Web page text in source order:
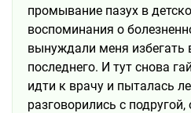
промывание пазух в
воспоминания о
вынуждали меня избегать
последнего. И тут снова
идти к врачу и пыталась
разговорились с